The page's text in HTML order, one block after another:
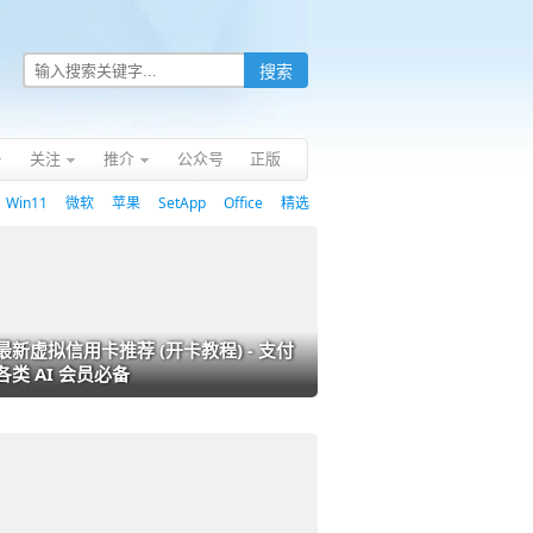
关注 推介 公众号 正版
Win11 微软 苹果 SetApp Office 精选
新虚拟信用卡推荐 (开卡教程) - 支付
类 AI 会员必备